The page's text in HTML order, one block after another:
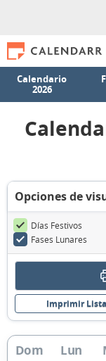
Calendario
2026
Opciones de
Días Festivos
Fases Lunares
Imprimir
Dom Lun